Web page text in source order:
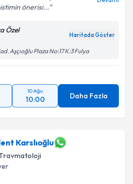
önerisi...
Özel
Haritada Göster
Aşçıoğlu Plaza No:17 K:3 Fulya
10 Ağu
10:00 Daha Fazla
Karslıoğlu